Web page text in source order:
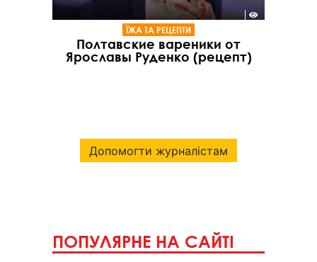
ЇЖА ТА РЕЦЕПТИ
Полтавские вареники от
Ярославы Руденко (рецепт)
Допомогти журналістам
ПОПУЛЯРНЕ НА САЙТІ